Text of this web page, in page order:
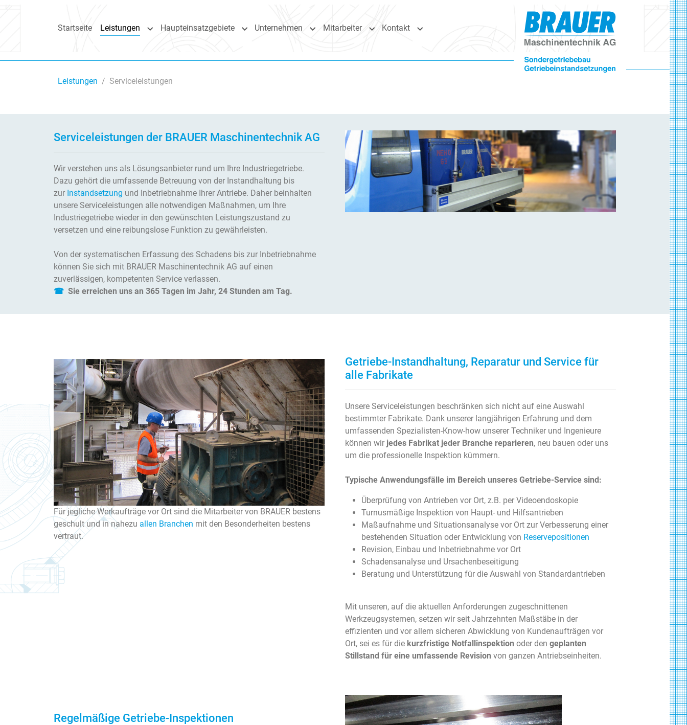
Startseite Leistungen
Submenu for "Leistungen"
Haupteinsatzgebiete
Submenu for "Haupteinsatzgebiete"
Unternehmen
Submenu for "Unternehmen"
Mitarbeiter
Submenu for "Mitarbeiter"
Kontakt
Submenu for "Kontakt"
Leistungen Serviceleistungen
Serviceleistungen der BRAUER Maschinentechnik AG
Wir verstehen uns als Lösungsanbieter rund um Ihre Industriegetriebe.
Dazu gehört die umfassende Betreuung von der Instandhaltung bis
zur Instandsetzung und Inbetriebnahme Ihrer Antriebe. Daher beinhalten
unsere Serviceleistungen alle notwendigen Maßnahmen, um Ihre
Industriegetriebe wieder in den gewünschten Leistungszustand zu
versetzen und eine reibungslose Funktion zu gewährleisten.
Von der systematischen Erfassung des Schadens bis zur Inbetriebnahme
können Sie sich mit BRAUER Maschinentechnik AG auf einen
zuverlässigen, kompetenten Service verlassen.
☎ Sie erreichen uns an 365 Tagen im Jahr, 24 Stunden am Tag.
Für jegliche Werkaufträge vor Ort sind die Mitarbeiter von BRAUER bestens
geschult und in nahezu allen Branchen mit den Besonderheiten bestens
vertraut.
Getriebe-Instandhaltung, Reparatur und Service für
alle Fabrikate
Unsere Serviceleistungen beschränken sich nicht auf eine Auswahl
bestimmter Fabrikate. Dank unserer langjährigen Erfahrung und dem
umfassenden Spezialisten-Know-how unserer Techniker und Ingenieure
können wir jedes Fabrikat jeder Branche reparieren, neu bauen oder uns
um die professionelle Inspektion kümmern.
Typische Anwendungsfälle im Bereich unseres Getriebe-Service sind:
Überprüfung von Antrieben vor Ort, z.B. per Videoendoskopie
Turnusmäßige Inspektion von Haupt- und Hilfsantrieben
Maßaufnahme und Situationsanalyse vor Ort zur Verbesserung einer
bestehenden Situation oder Entwicklung von Reservepositionen
Revision, Einbau und Inbetriebnahme vor Ort
Schadensanalyse und Ursachenbeseitigung
Beratung und Unterstützung für die Auswahl von Standardantrieben
Mit unseren, auf die aktuellen Anforderungen zugeschnittenen
Werkzeugsystemen, setzen wir seit Jahrzehnten Maßstäbe in der
effizienten und vor allem sicheren Abwicklung von Kundenaufträgen vor
Ort, sei es für die kurzfristige Notfallinspektion oder den geplanten
Stillstand für eine umfassende Revision von ganzen Antriebseinheiten.
Regelmäßige Getriebe-Inspektionen